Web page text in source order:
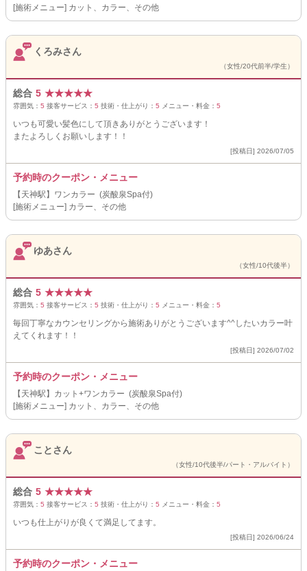
[施術メニュー] カット、カラー、その他
くろみさん
（女性/20代前半/学生）
総合 5 ★★★★★
雰囲気： 5 接客サービス： 5 技術・仕上がり： 5 メニュー・料金： 5
いつも可愛い髪色にして頂きありがとうございます！
またよろしくお願いします！！
[投稿日] 2026/07/05
予約時のクーポン・メニュー
【天神駅】ワンカラー (炭酸泉Spa付)
[施術メニュー] カラー、その他
ゆあさん
（女性/10代後半）
総合 5 ★★★★★
雰囲気： 5 接客サービス： 5 技術・仕上がり： 5 メニュー・料金： 5
毎回丁寧なカウンセリングから施術ありがとうございます^^したいカラー叶
えてくれます！！
[投稿日] 2026/07/02
予約時のクーポン・メニュー
【天神駅】カット+ワンカラー (炭酸泉Spa付)
[施術メニュー] カット、カラー、その他
ことさん
（女性/10代後半/パート・アルバイト）
総合 5 ★★★★★
雰囲気： 5 接客サービス： 5 技術・仕上がり： 5 メニュー・料金： 5
いつも仕上がりが良くて満足してます。
[投稿日] 2026/06/24
予約時のクーポン・メニュー